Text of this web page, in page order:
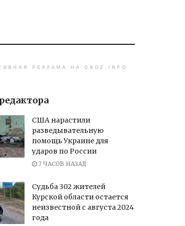
РЕКЛАМА НА OBOZ.INFO
США нарастили
разведывательную
помощь Украине для
ударов по России
7 ЧАСОВ НАЗАД
Судьба 302 жителей
Курской области остается
неизвестной с августа 2024
года